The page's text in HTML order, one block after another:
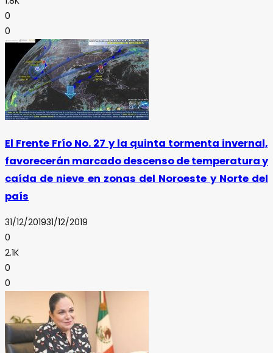
0
0
El Frente Frío No. 27 y la quinta tormenta invernal,
favorecerán marcado descenso de temperatura y
caída de nieve en zonas del Noroeste y Norte del
país
31/12/201931/12/2019
0
2.1K
0
0